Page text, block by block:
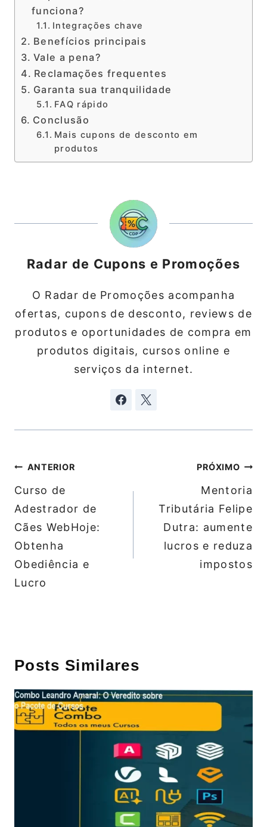
funciona?
Integrações chave
Benefícios principais
Vale a pena?
Reclamações frequentes
Garanta sua tranquilidade
FAQ rápido
Conclusão
Mais cupons de desconto em
produtos
Radar de Cupons e Promoções
O Radar de Promoções acompanha
ofertas, cupons de desconto, reviews de
produtos e oportunidades de compra em
produtos digitais, cursos online e
serviços da internet.
Navegação
de
Post
ANTERIOR
Curso de
Adestrador de
Cães WebHoje:
Obtenha
Obediência e
Lucro
PRÓXIMO
Mentoria
Tributária Felipe
Dutra: aumente
lucros e reduza
impostos
Posts Similares